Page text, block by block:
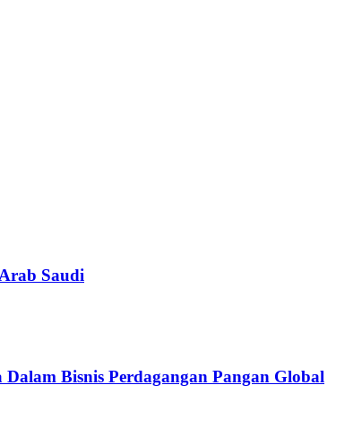
Saudi
Bisnis Perdagangan Pangan Global